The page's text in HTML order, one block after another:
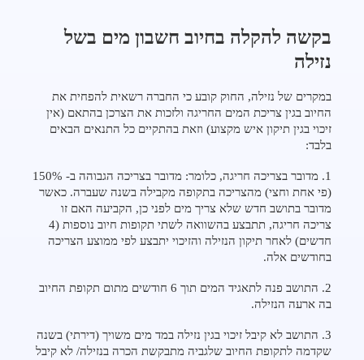
בקשה להקלה בחיוב חשבון מים בשל
נזילה
במקרים של נזילה, החוק קובע כי החברה רשאית להפחית את
החיוב בגין צריכת המים החריגה ולזכות את הצרכן בהתאם (אין
זיכוי בגין תיקון איש מקצוע) וזאת בהתקיים כל התנאים הבאים
בלבד:
1. מדובר בצריכה חריגה, כלומר: מדובר בצריכה הגבוהה ב- 150%
(פי אחת וחצי) מהצריכה בתקופה מקבילה בשנה שעברה. כאשר
מדובר בתושב חדש שלא צריך מים לפני כן, הקביעה האם זו
צריכה חריגה, תתבצע בהשוואה לשתי תקופות חיוב נוספות (4
חדשים) לאחר תיקון הנזילה והזיכוי יתבצע לפי ממוצע הצריכה
בחודשים אלה.
2. התושב פנה לתאגיד המים תוך 6 חודשים מתום תקופת החיוב
בה ארעה הנזילה.
3. התושב לא קיבל זיכוי בגין נזילה במד מים משויך (דירתי) בשנה
שקדמה לתקופת החיוב שלגביה מתבקשת הכרה בנזילה/ לא קיבל